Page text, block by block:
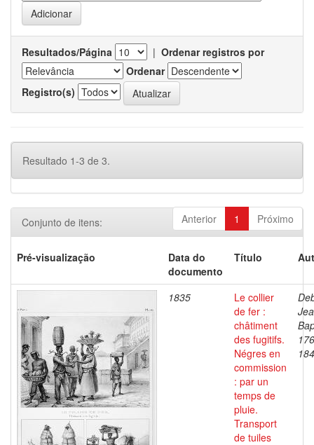
Resultados/Página | Ordenar registros por
Ordenar
Registro(s)
Resultado 1-3 de 3.
Anterior 1 Próximo
Conjunto de itens:
Pré-visualização
Data do
documento
Título
1835
Le collier
de fer :
châtiment
des fugitifs.
Négres en
commission
: par un
temps de
pluie.
Transport
de tuiles